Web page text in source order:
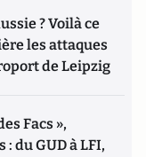
? Voilà ce
les attaques
de Leipzig
Facs »,
du GUD à LFI,